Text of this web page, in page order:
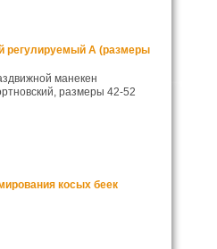
регулируемый А (размеры
манекен
размеры 42-52
косых беек